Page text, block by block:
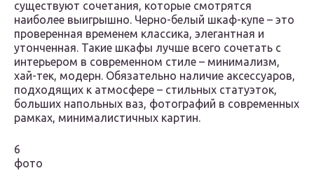
существуют сочетания, которые смотрятся
наиболее выигрышно. Черно-белый шкаф-купе – это
проверенная временем классика, элегантная и
утонченная. Такие шкафы лучше всего сочетать с
интерьером в современном стиле – минимализм,
хай-тек, модерн. Обязательно наличие аксессуаров,
подходящих к атмосфере – стильных статуэток,
больших напольных ваз, фотографий в современных
рамках, минималистичных картин.
6
фото